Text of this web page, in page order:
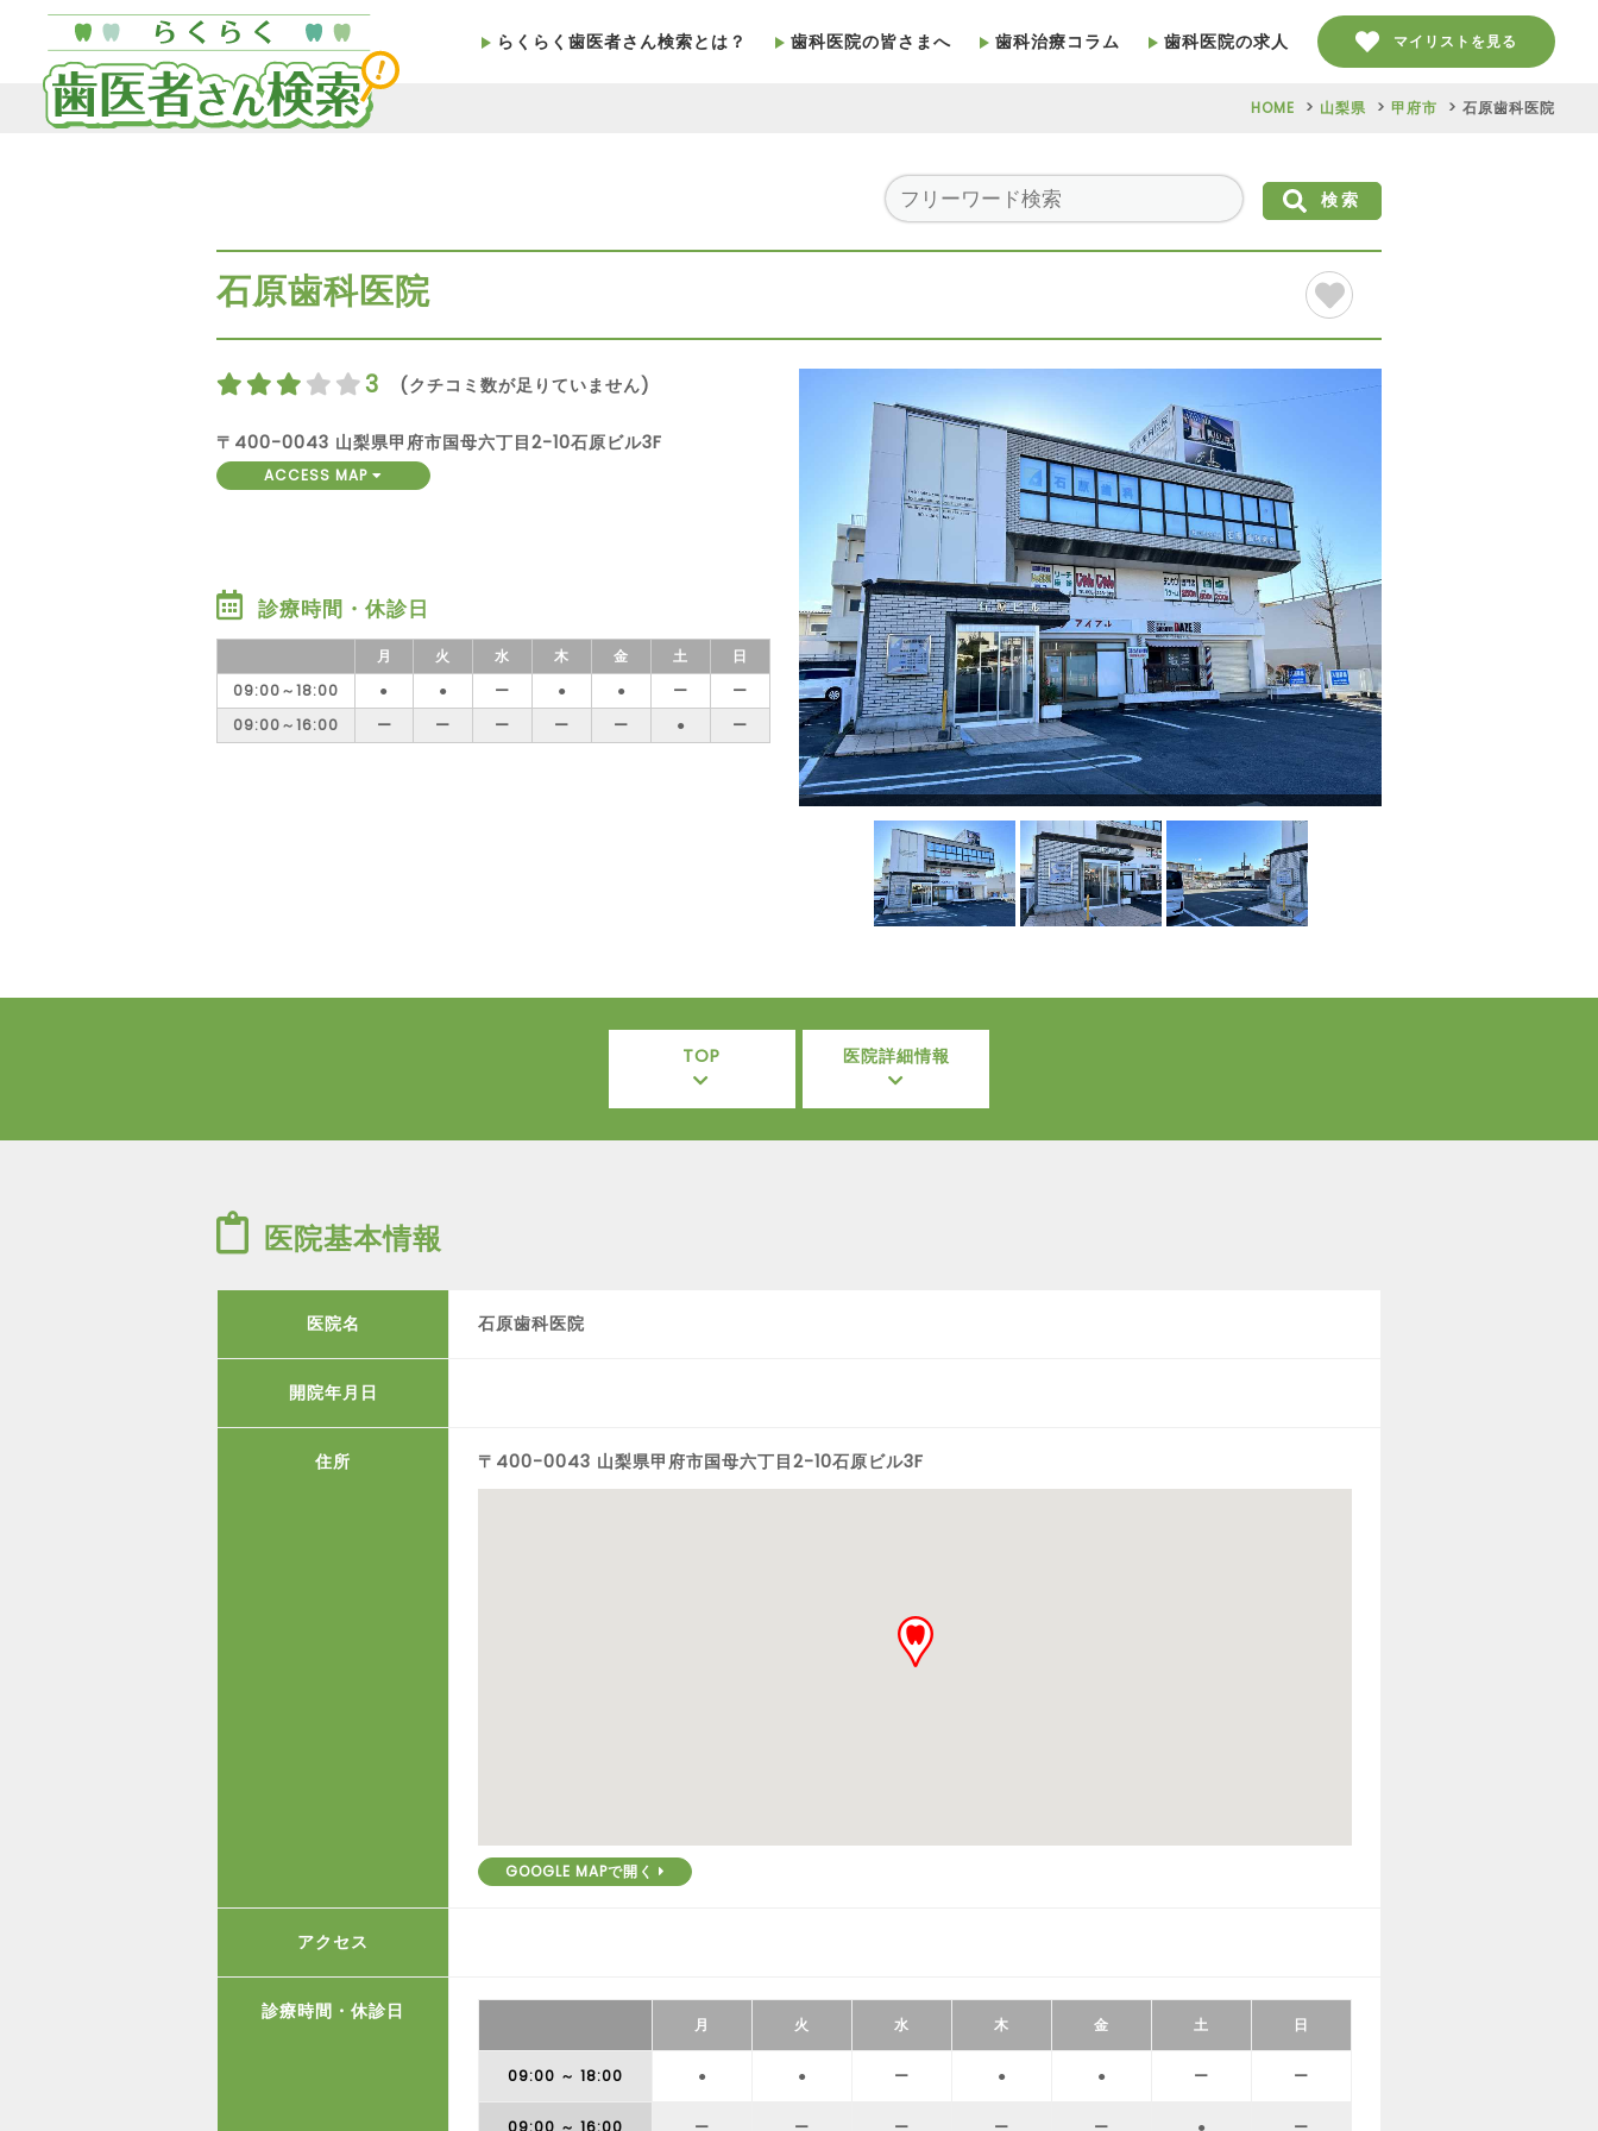
らくらく歯医者さん検索とは？ 歯科医院の皆さまへ 歯科治療コラム 歯科医院の求人 マイリストを見る
HOME 山梨県 甲府市 石原歯科医院
検索
石原歯科医院
3 (クチコミ数が足りていません)
〒400-0043 山梨県甲府市国母六丁目2-10石原ビル3F
ACCESS MAP
診療時間・休診日
月 火 水 木 金 土
日
09:00～18:00
● ● ー ● ● ー
ー
09:00～16:00
ー ー ー ー ー ● ー
TOP 医院詳細情報
医院基本情報
医院名 石原歯科医院
開院年月日
住所 〒400-0043 山梨県甲府市国母六丁目2-10石原ビル3F
GOOGLE MAPで開く
アクセス
診療時間・休診日
月 火 水 木 金 土 日
09:00 ～ 18:00 ● ● ー ● ● ー ー
09:00 ～ 16:00 ー ー ー ー ー ● ー